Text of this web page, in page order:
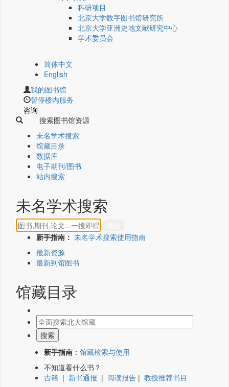
科研项目
北京大学数字图书馆研究所
北京大学亚洲史地文献研究中心
学术委员会
简体中文
English
我的图书馆
暂停楼内服务
咨询
搜索图书馆资源
未名学术搜索
馆藏目录
数据库
电子期刊/图书
站内搜索
未名学术搜索
新手指南： 未名学术搜索使用指南
最新资源
最新到馆图书
馆藏目录
新手指南 ： 馆藏检索与使用
不知道看什么书？
古籍 | 新书通报 | 阅读报告 | 教授推荐书目